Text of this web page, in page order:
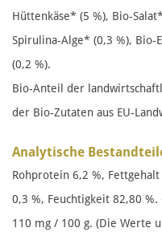
Hüttenkäse* (5 %), Bio-
Spirulina-Alge* (0,3 %), Bio-
(0,2 %).
Bio-Anteil der
der Bio-Zutaten aus EU-
Analytische
Rohprotein 6,2 %, Fettgehalt
0,3 %, Feuchtigkeit 82,80
110 mg / 100 g. (Die Werte